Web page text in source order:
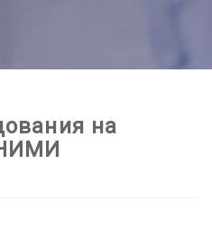
на